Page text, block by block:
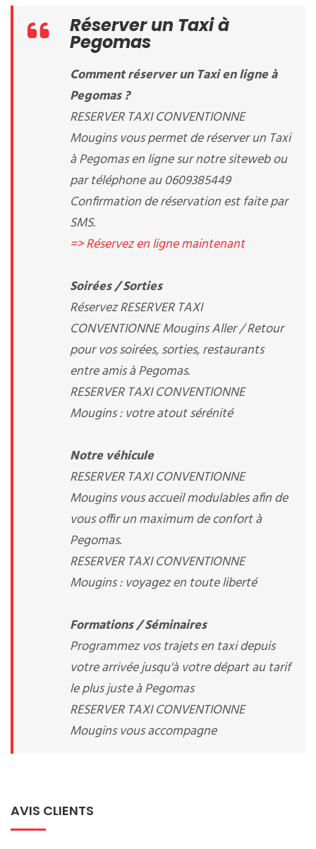
Réserver un Taxi à
Pegomas
Comment réserver un Taxi en ligne à
Pegomas ?
RESERVER TAXI CONVENTIONNE
Mougins vous permet de réserver un Taxi
à Pegomas en ligne sur notre siteweb ou
par téléphone au 0609385449
Confirmation de réservation est faite par
SMS.
=> Réservez en ligne maintenant
Soirées / Sorties
Réservez RESERVER TAXI
CONVENTIONNE Mougins Aller / Retour
pour vos soirées, sorties, restaurants
entre amis à Pegomas.
RESERVER TAXI CONVENTIONNE
Mougins : votre atout sérénité
Notre véhicule
RESERVER TAXI CONVENTIONNE
Mougins vous accueil modulables afin de
vous offir un maximum de confort à
Pegomas.
RESERVER TAXI CONVENTIONNE
Mougins : voyagez en toute liberté
Formations / Séminaires
Programmez vos trajets en taxi depuis
votre arrivée jusqu'à votre départ au tarif
le plus juste à Pegomas
RESERVER TAXI CONVENTIONNE
Mougins vous accompagne
AVIS CLIENTS